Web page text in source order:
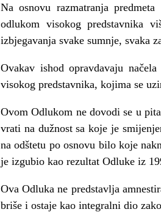
Na osnovu razmatranja
odlukom visokog predstavnika
izbjegavanja svake sumnje, svaka
Ovakav ishod opravdavaju
visokog predstavnika, kojima se
Ovom Odlukom ne dovodi se u
vrati na dužnost sa koje je
na odštetu po osnovu bilo koje
je izgubio kao rezultat Odluke iz
Ova Odluka ne predstavlja
briše i ostaje kao integralni dio